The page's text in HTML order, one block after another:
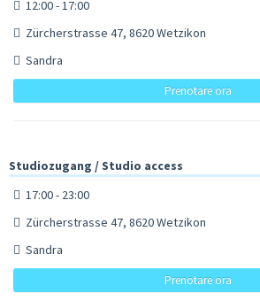
12:00 - 17:00
Zürcherstrasse 47, 8620 Wetzikon
Sandra
Prenotare ora
Studiozugang / Studio access
17:00 - 23:00
Zürcherstrasse 47, 8620 Wetzikon
Sandra
Prenotare ora